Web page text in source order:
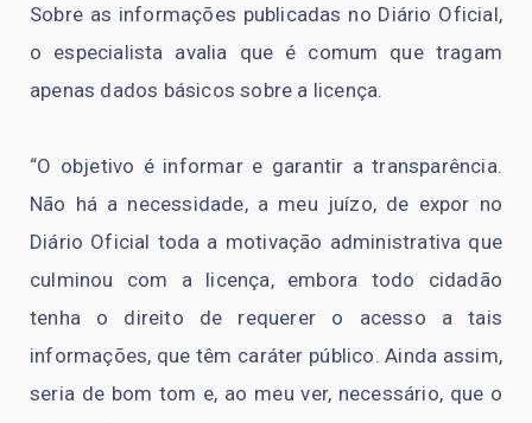
Sobre as informações publicadas no Diário Oficial,
o especialista avalia que é comum que tragam
apenas dados básicos sobre a licença.
“O objetivo é informar e garantir a transparência.
Não há a necessidade, a meu juízo, de expor no
Diário Oficial toda a motivação administrativa que
culminou com a licença, embora todo cidadão
tenha o direito de requerer o acesso a tais
informações, que têm caráter público. Ainda assim,
seria de bom tom e, ao meu ver, necessário, que o